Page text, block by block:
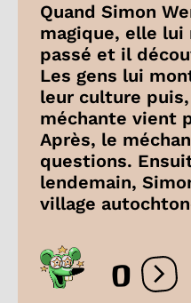
Quand Simon
magique, elle lui
passé et il
Les gens lui
leur culture
méchante vient
Après, le
questions.
lendemain,
village
0